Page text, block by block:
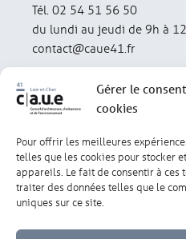
Gérer le
cookies
Pour offrir les meilleures
telles que les cookies pour stocker
appareils. Le fait de consentir à ces
traiter des données telles que le
uniques sur ce site.
Tél. 02 54 51 56 50
du lundi au jeudi de 9h à
contact@caue41.fr
Mentions légales
Lexique Réalisation :